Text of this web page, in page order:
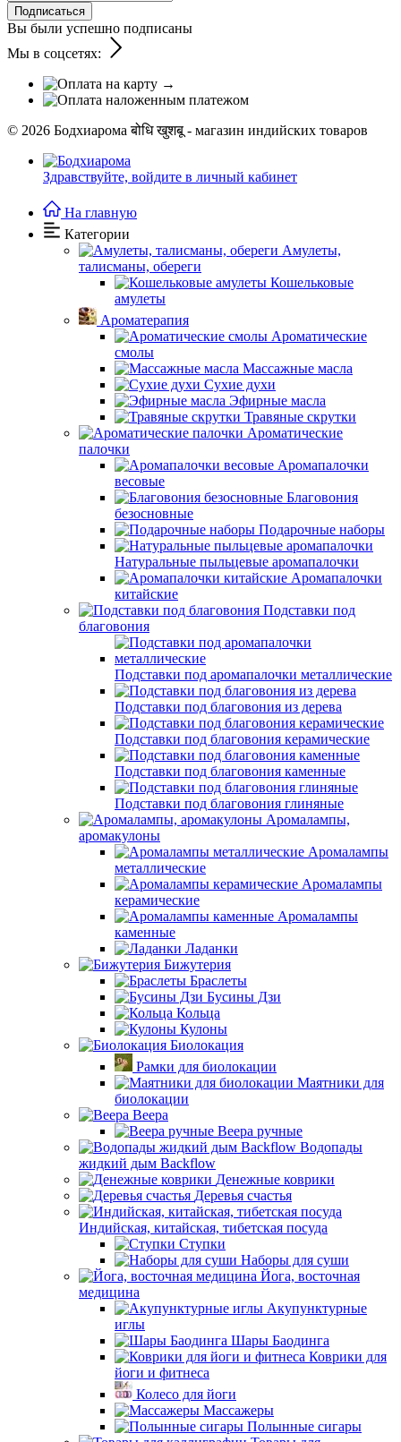
Подписаться
Вы были успешно подписаны
Мы в соцсетях:
© 2026 Бодхиарома बोधि खुशबू - магазин индийских товаров
Здравствуйте, войдите в личный кабинет
На главную
Категории
Амулеты,
талисманы, обереги
Кошельковые
амулеты
Ароматерапия
Ароматические
смолы
Массажные масла
Сухие духи
Эфирные масла
Травяные скрутки
Ароматические
палочки
Аромапалочки
весовые
Благовония
безосновные
Подарочные наборы
Натуральные пыльцевые аромапалочки
Аромапалочки
китайские
Подставки под
благовония
Подставки под аромапалочки металлические
Подставки под благовония из дерева
Подставки под благовония керамические
Подставки под благовония каменные
Подставки под благовония глиняные
Аромалампы,
аромакулоны
Аромалампы
металлические
Аромалампы
керамические
Аромалампы
каменные
Ладанки
Бижутерия
Браслеты
Бусины Дзи
Кольца
Кулоны
Биолокация
Рамки для биолокации
Маятники для
биолокации
Веера
Веера ручные
Водопады
жидкий дым Backflow
Денежные коврики
Деревья счастья
Индийская, китайская, тибетская посуда
Ступки
Наборы для суши
Йога, восточная
медицина
Акупунктурные
иглы
Шары Баодинга
Коврики для
йоги и фитнеса
Колесо для йоги
Массажеры
Полынные сигары